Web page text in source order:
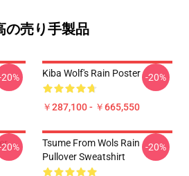
の売り手製品
Kiba Wolf's Rain Poster
￥287,100 - ￥665,550
-20%
Tsume From Wols Rain
Pullover Sweatshirt
-20%